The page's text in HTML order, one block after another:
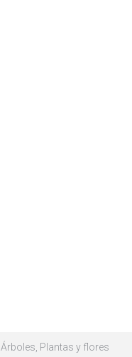
Árboles, Plantas y flores